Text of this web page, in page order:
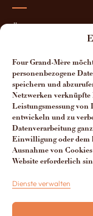
Four Grand-Mère
personenbezogene
speichern und
Netzwerken
Leistungsmessung
entwickeln und zu
Datenverarbeitung
Einwilligung oder dem
Ausnahme von
Website erforderlich
Dienste verwalten
Über uns
Die Vorteile unserer
Man spricht über
Kontakt Four
Du lundi au vendredi